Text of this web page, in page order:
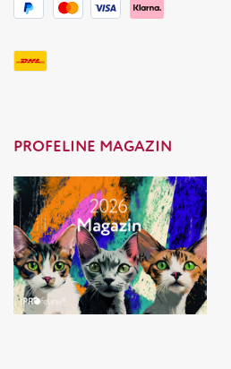
PROFELINE MAGAZIN